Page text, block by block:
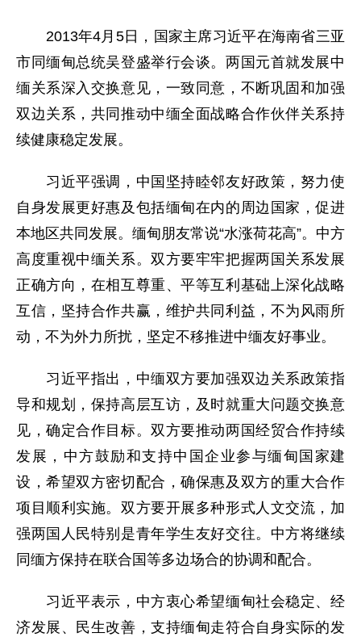
2013年4月5日，国家主席习近平在海南省三亚
市同缅甸总统吴登盛举行会谈。两国元首就发展中
缅关系深入交换意见，一致同意，不断巩固和加强
双边关系，共同推动中缅全面战略合作伙伴关系持
续健康稳定发展。
习近平强调，中国坚持睦邻友好政策，努力使
自身发展更好惠及包括缅甸在内的周边国家，促进
本地区共同发展。缅甸朋友常说“水涨荷花高”。中方
高度重视中缅关系。双方要牢牢把握两国关系发展
正确方向，在相互尊重、平等互利基础上深化战略
互信，坚持合作共赢，维护共同利益，不为风雨所
动，不为外力所扰，坚定不移推进中缅友好事业。
习近平指出，中缅双方要加强双边关系政策指
导和规划，保持高层互访，及时就重大问题交换意
见，确定合作目标。双方要推动两国经贸合作持续
发展，中方鼓励和支持中国企业参与缅甸国家建
设，希望双方密切配合，确保惠及双方的重大合作
项目顺利实施。双方要开展多种形式人文交流，加
强两国人民特别是青年学生友好交往。中方将继续
同缅方保持在联合国等多边场合的协调和配合。
习近平表示，中方衷心希望缅甸社会稳定、经
济发展、民生改善，支持缅甸走符合自身实际的发